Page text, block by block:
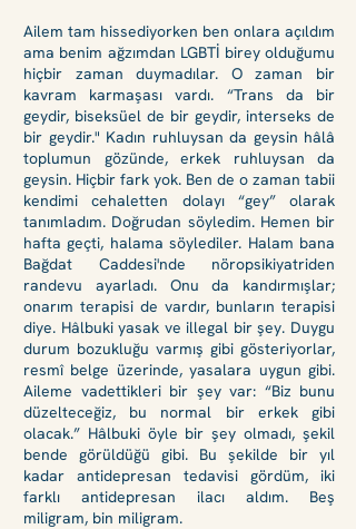
Ailem tam hissediyorken ben onlara açıldım
ama benim ağzımdan LGBTİ birey olduğumu
hiçbir zaman duymadılar. O zaman bir
kavram karmaşası vardı. “Trans da bir
geydir, biseksüel de bir geydir, interseks de
bir geydir." Kadın ruhluysan da geysin hâlâ
toplumun gözünde, erkek ruhluysan da
geysin. Hiçbir fark yok. Ben de o zaman tabii
kendimi cehaletten dolayı “gey” olarak
tanımladım. Doğrudan söyledim. Hemen bir
hafta geçti, halama söylediler. Halam bana
Bağdat Caddesi'nde nöropsikiyatriden
randevu ayarladı. Onu da kandırmışlar;
onarım terapisi de vardır, bunların terapisi
diye. Hâlbuki yasak ve illegal bir şey. Duygu
durum bozukluğu varmış gibi gösteriyorlar,
resmî belge üzerinde, yasalara uygun gibi.
Aileme vadettikleri bir şey var: “Biz bunu
düzelteceğiz, bu normal bir erkek gibi
olacak.” Hâlbuki öyle bir şey olmadı, şekil
bende görüldüğü gibi. Bu şekilde bir yıl
kadar antidepresan tedavisi gördüm, iki
farklı antidepresan ilacı aldım. Beş
miligram, bin miligram.